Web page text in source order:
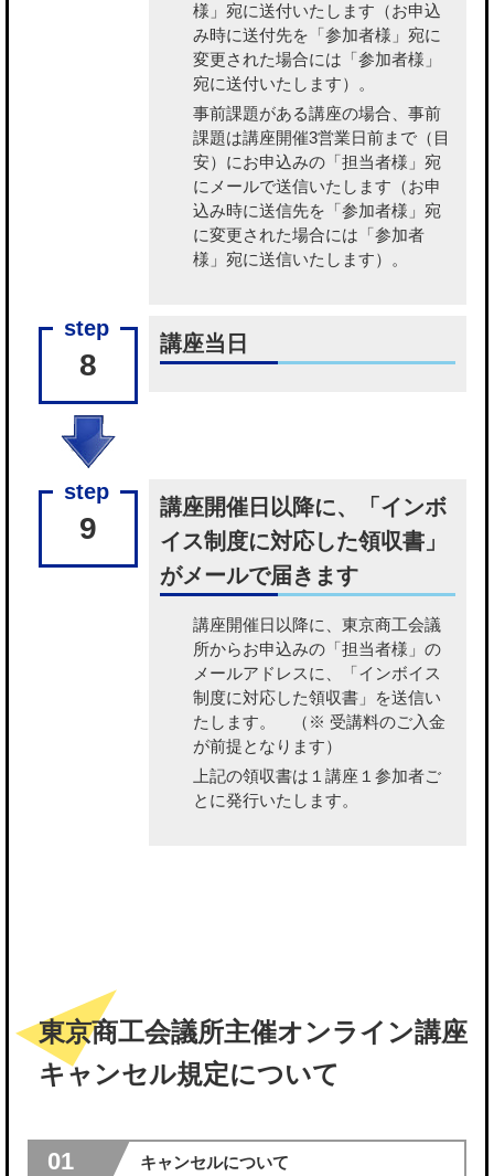
様」宛に送付いたします（お申込
み時に送付先を「参加者様」宛に
変更された場合には「参加者様」
宛に送付いたします）。
事前課題がある講座の場合、事前
課題は講座開催3営業日前まで（目
安）にお申込みの「担当者様」宛
にメールで送信いたします（お申
込み時に送信先を「参加者様」宛
に変更された場合には「参加者
様」宛に送信いたします）。
8
講座当日
9
講座開催日以降に、「インボ
イス制度に対応した領収書」
がメールで届きます
講座開催日以降に、東京商工会議
所からお申込みの「担当者様」の
メールアドレスに、「インボイス
制度に対応した領収書」を送信い
たします。
（※ 受講料のご入金
が前提となります）
上記の領収書は１講座１参加者ご
とに発行いたします。
東京商工会議所主催オンライン講座
キャンセル規定について
01 キャンセルについて